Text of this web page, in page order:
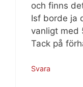
och finns
Isf borde ja
vanligt med
Tack på
Svara